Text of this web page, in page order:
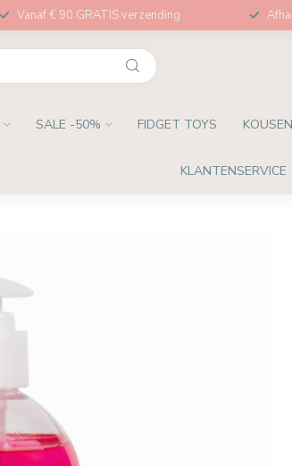
Vanaf € 90 GRATIS verzending
SALE -50% FIDGET TOYS KOUSEN
KLANTENSERVICE